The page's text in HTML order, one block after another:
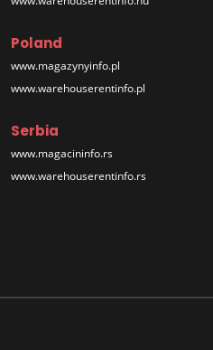
Poland
www.magazynyinfo.pl
www.warehouserentinfo.pl
Serbia
www.magacininfo.rs
www.warehouserentinfo.rs